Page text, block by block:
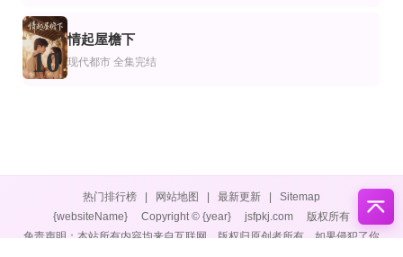
10
情起屋檐下
现代都市 全集完结
热门排行榜 网站地图 最新更新
Sitemap
{websiteName}
Copyright © {year} jsfpkj.com
版权所有
免责声明：本站所有内容均来自互联网，版权归原创者所有，如果侵犯了你